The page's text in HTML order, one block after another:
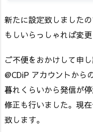
新たに設定致しました
もしいらっしゃれば変
ご不便をおかけして申
@CDiP アカウントから
暮れくらいから発信が
修正も行いました。現
致します。